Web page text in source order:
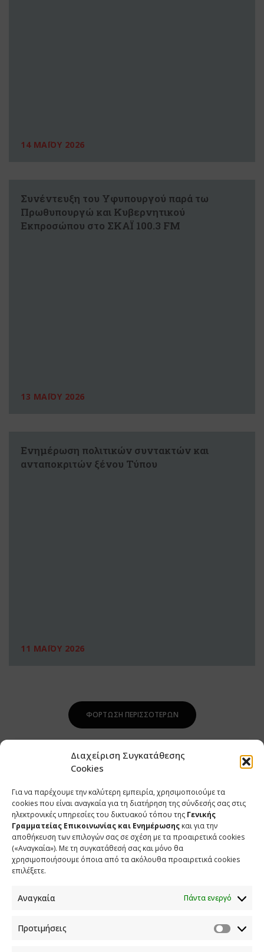
Διαχείριση Συγκατάθεσης
Cookies
Για να παρέχουμε την καλύτερη εμπειρία, χρησιμοποιούμε τα
cookies που είναι αναγκαία για τη διατήρηση της σύνδεσής σας στις
ηλεκτρονικές υπηρεσίες του δικτυακού τόπου της Γενικής
Γραμματείας Επικοινωνίας και Ενημέρωσης και για την
αποθήκευση των επιλογών σας σε σχέση με τα προαιρετικά cookies
(«Αναγκαία»). Με τη συγκατάθεσή σας και μόνο θα
χρησιμοποιήσουμε όποια από τα ακόλουθα προαιρετικά cookies
επιλέξετε.
Αναγκαία Πάντα ενεργό
Προτιμήσεις
14 ΜΑΪΟΥ 2026
Συνέντευξη του Υφυπουργού παρά τω
Πρωθυπουργώ και Κυβερνητικού
Εκπροσώπου στο ΣΚΑΪ 100.3 FM
13 ΜΑΪΟΥ 2026
Ενημέρωση πολιτικών συντακτών και
ανταποκριτών ξένου Τύπου
11 ΜΑΪΟΥ 2026
ΦΌΡΤΩΣΗ ΠΕΡΙΣΣΌΤΕΡΩΝ
ΕΠΙΚΟΙΝΩΝΙΑ
Φραγκούδη 11 & Αλεξάνδρου Πάντου
info.media@media.gov.gr